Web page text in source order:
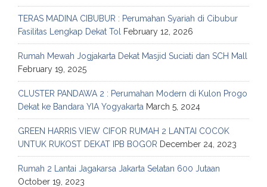
TERAS MADINA CIBUBUR : Perumahan Syariah di Cibubur
Fasilitas Lengkap Dekat Tol
February 12, 2026
Rumah Mewah Jogjakarta Dekat Masjid Suciati dan SCH Mall
February 19, 2025
CLUSTER PANDAWA 2 : Perumahan Modern di Kulon Progo
Dekat ke Bandara YIA Yogyakarta March 5, 2024
GREEN HARRIS VIEW CIFOR RUMAH 2 LANTAI COCOK
UNTUK RUKOST DEKAT IPB BOGOR December 24, 2023
Rumah 2 Lantai Jagakarsa Jakarta Selatan 600 Jutaan
October 19, 2023